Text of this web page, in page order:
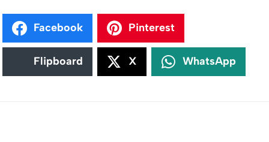
Facebook Pinterest
Flipboard X WhatsApp